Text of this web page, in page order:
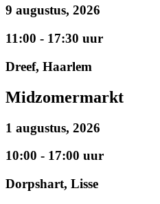
9 augustus, 2026
11:00 - 17:30 uur
Dreef, Haarlem
Midzomermarkt
1 augustus, 2026
10:00 - 17:00 uur
Dorpshart, Lisse